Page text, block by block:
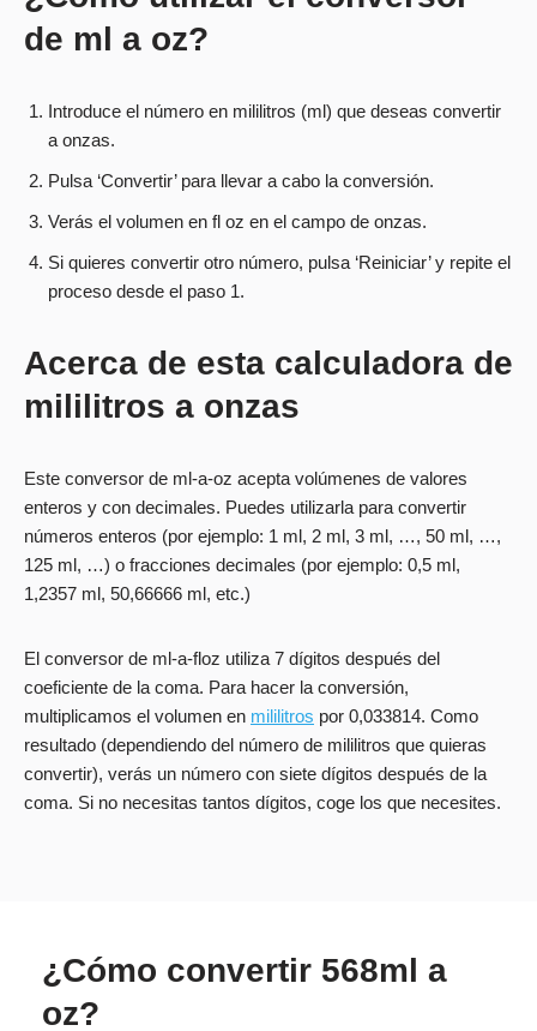
de ml a oz?
Introduce el número en mililitros (ml) que deseas convertir
a onzas.
Pulsa ‘Convertir’ para llevar a cabo la conversión.
Verás el volumen en fl oz en el campo de onzas.
Si quieres convertir otro número, pulsa ‘Reiniciar’ y repite el
proceso desde el paso 1.
Acerca de esta calculadora de
mililitros a onzas
Este conversor de ml-a-oz acepta volúmenes de valores
enteros y con decimales. Puedes utilizarla para convertir
números enteros (por ejemplo: 1 ml, 2 ml, 3 ml, …, 50 ml, …,
125 ml, …) o fracciones decimales (por ejemplo: 0,5 ml,
1,2357 ml, 50,66666 ml, etc.)
El conversor de ml-a-floz utiliza 7 dígitos después del
coeficiente de la coma. Para hacer la conversión,
multiplicamos el volumen en mililitros por 0,033814. Como
resultado (dependiendo del número de mililitros que quieras
convertir), verás un número con siete dígitos después de la
coma. Si no necesitas tantos dígitos, coge los que necesites.
¿Cómo convertir 568ml a
oz?